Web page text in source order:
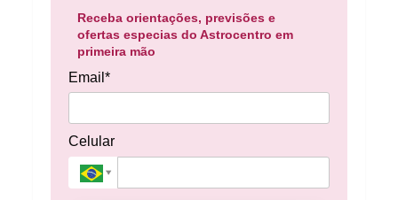
Receba orientações, previsões e
ofertas especias do Astrocentro em
primeira mão
Email*
Celular